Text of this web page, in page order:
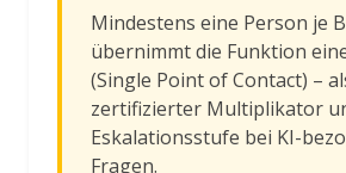
Mindestens eine Person je
übernimmt die Funktion
(Single Point of Contact) –
zertifizierter Multiplikator
Eskalationsstufe bei KI-
Fragen.